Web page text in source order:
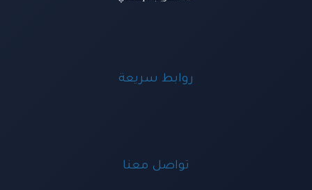
روابط سريعة
تواصل معنا